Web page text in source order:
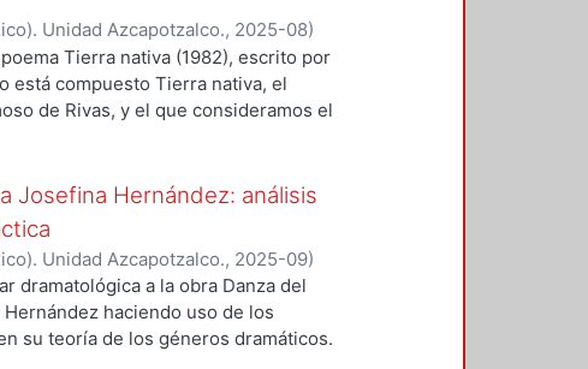
o triunfa en el cuento, el objetivo
para las mujeres escritoras,
del cuento, para después
devela la relación entre su camino
por Joseph Campbell y
Unidad Azcapotzalco., 2025-08)
Tierra nativa (1982), escrito por
está compuesto Tierra nativa, el
de Rivas, y el que consideramos el
poesía mexicana. Nos interesa, más
partes de su composición, para, de
posibilidades y realizaciones
tradición de la lírica mexicana,
esas realizaciones formales son
habilitaron estadios anteriores del
del contexto sociopolítico y
Josefina Hernández: análisis
Unidad Azcapotzalco., 2025-09)
dramatológica a la obra Danza del
haciendo uso de los
su teoría de los géneros dramáticos.